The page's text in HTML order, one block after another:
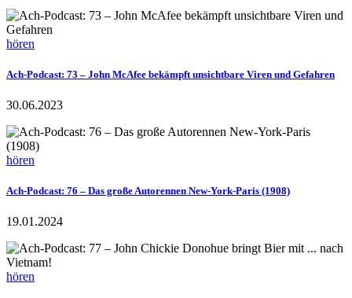
hören
Ach-Podcast: 73 – John McAfee bekämpft unsichtbare Viren und Gefahren
30.06.2023
hören
Ach-Podcast: 76 – Das große Autorennen New-York-Paris (1908)
19.01.2024
hören